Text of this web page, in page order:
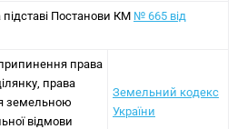
Постанови КМ № 665 від
права
права
земельною
відмови
Земельний кодекс
України